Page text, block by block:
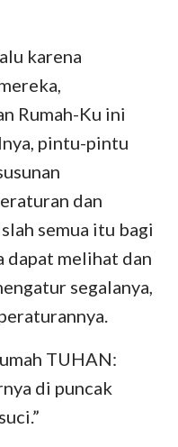
karena
Rumah-Ku ini
pintu-pintu
dan
semua itu bagi
dapat melihat dan
segalanya,
TUHAN:
di puncak